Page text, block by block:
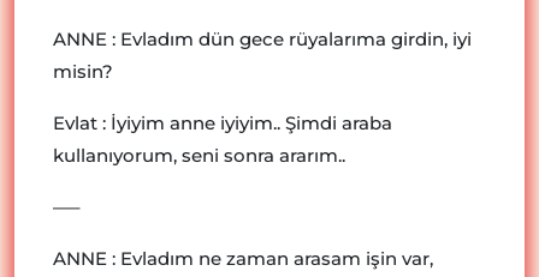
ANNE : Evladım dün gece rüyalarıma girdin, iyi
misin?
Evlat : İyiyim anne iyiyim.. Şimdi araba
kullanıyorum, seni sonra ararım..
—–
ANNE : Evladım ne zaman arasam işin var,